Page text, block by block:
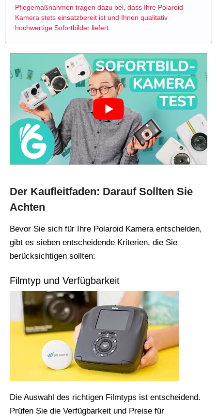
Pflegemaßnahmen tragen dazu bei, dass Ihre Polaroid
Kamera stets einsatzbereit ist und Ihnen qualitativ
hochwertige Sofortbilder liefert.
Der Kaufleitfaden: Darauf Sollten Sie
Achten
Bevor Sie sich für Ihre Polaroid Kamera entscheiden,
gibt es sieben entscheidende Kriterien, die Sie
berücksichtigen sollten:
Filmtyp und Verfügbarkeit
Die Auswahl des richtigen Filmtyps ist entscheidend.
Prüfen Sie die Verfügbarkeit und Preise für